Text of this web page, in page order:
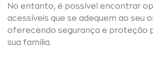
No entanto, é possível encontrar
acessíveis que se adequem ao seu
oferecendo segurança e proteção
sua família.